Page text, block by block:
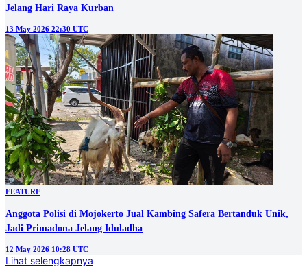
Jelang Hari Raya Kurban
13 May 2026 22:30 UTC
FEATURE
Anggota Polisi di Mojokerto Jual Kambing Safera Bertanduk Unik,
Jadi Primadona Jelang Iduladha
12 May 2026 10:28 UTC
Lihat selengkapnya